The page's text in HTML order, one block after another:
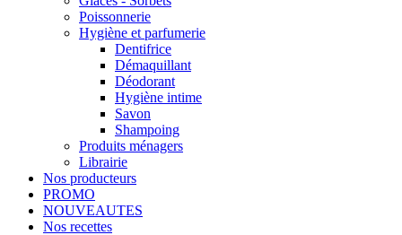
Poissonnerie
Hygiène et parfumerie
Dentifrice
Démaquillant
Déodorant
Hygiène intime
Savon
Shampoing
Produits ménagers
Librairie
Nos producteurs
PROMO
NOUVEAUTES
Nos recettes